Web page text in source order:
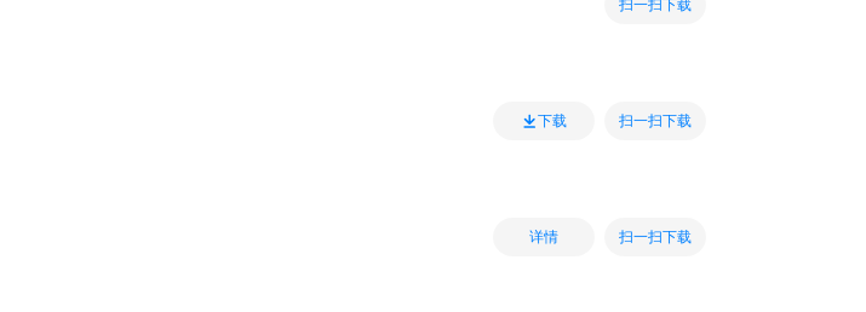
扫一扫下载
下载 扫一扫下载
详情 扫一扫下载